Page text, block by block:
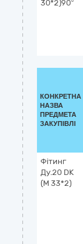
30*2)90°
КОНКРЕТНА
НАЗВА
ПРЕДМЕТА
ЗАКУПІВЛІ
Фітинг
Ду.20 DK
(М 33*2)